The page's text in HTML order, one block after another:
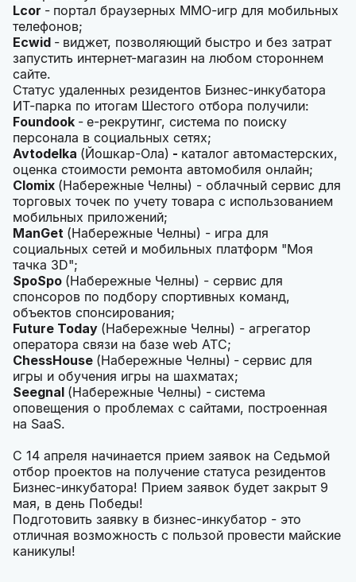
Lcor - портал браузерных ММО-игр для мобильных
телефонов;
Ecwid - виджет, позволяющий быстро и без затрат
запустить интернет-магазин на любом стороннем
сайте.
Статус удаленных резидентов Бизнес-инкубатора
ИТ-парка по итогам Шестого отбора получили:
Foundook - e-рекрутинг, система по поиску
персонала в социальных сетях;
Avtodelka (Йошкар-Ола) - каталог автомастерских,
оценка стоимости ремонта автомобиля онлайн;
Clomix (Набережные Челны) - облачный сервис для
торговых точек по учету товара с использованием
мобильных приложений;
ManGet (Набережные Челны) - игра для
социальных сетей и мобильных платформ "Моя
тачка 3D";
SpoSpo (Набережные Челны) - сервис для
спонсоров по подбору спортивных команд,
объектов спонсирования;
Future Today (Набережные Челны) - агрегатор
оператора связи на базе web АТС;
ChessHouse (Набережные Челны) - сервис для
игры и обучения игры на шахматах;
Seegnal (Набережные Челны) - система
оповещения о проблемах с сайтами, построенная
на SaaS.
С 14 апреля начинается прием заявок на Седьмой
отбор проектов на получение статуса резидентов
Бизнес-инкубатора! Прием заявок будет закрыт 9
мая, в день Победы!
Подготовить заявку в бизнес-инкубатор - это
отличная возможность с пользой провести майские
каникулы!